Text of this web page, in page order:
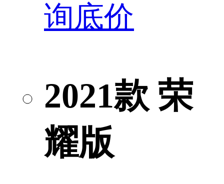
询底价
2021款 荣
耀版